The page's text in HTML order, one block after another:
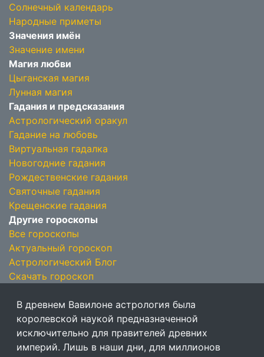
Солнечный календарь
Народные приметы
Значения имён
Значение имени
Магия любви
Цыганская магия
Лунная магия
Гадания и предсказания
Астрологический оракул
Гадание на любовь
Виртуальная гадалка
Новогодние гадания
Рождественские гадания
Святочные гадания
Крещенские гадания
Другие гороскопы
Все гороскопы
Актуальный гороскоп
Астрологический Блог
Скачать гороскоп
В древнем Вавилоне астрология была
королевской наукой предназначенной
исключительно для правителей древних
империй. Лишь в наши дни, для миллионов